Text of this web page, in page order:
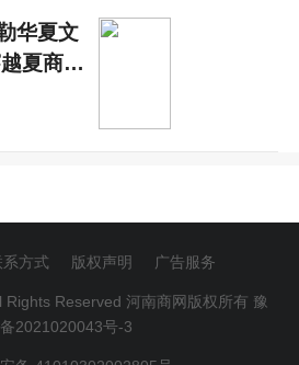
华夏文
夏商汉
系方式 版权声明 广告服务
Reserved 河南商网版权所有 豫
2021020043号-3